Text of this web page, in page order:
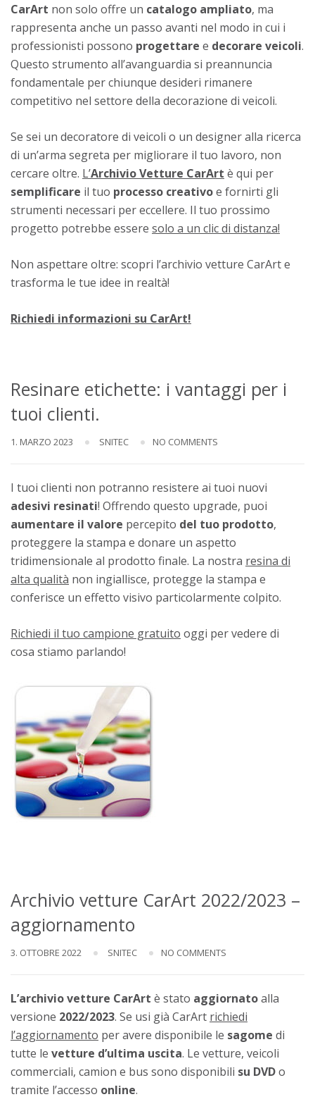
CarArt non solo offre un catalogo ampliato, ma
rappresenta anche un passo avanti nel modo in cui i
professionisti possono progettare e decorare veicoli.
Questo strumento all’avanguardia si preannuncia
fondamentale per chiunque desideri rimanere
competitivo nel settore della decorazione di veicoli.
Se sei un decoratore di veicoli o un designer alla ricerca
di un’arma segreta per migliorare il tuo lavoro, non
cercare oltre. L’Archivio Vetture CarArt è qui per
semplificare il tuo processo creativoe fornirti gli
strumenti necessari per eccellere. Il tuo prossimo
progetto potrebbe essere solo a un clic di distanza!
Non aspettare oltre: scopri l’archivio vetture CarArt e
trasforma le tue idee in realtà!
Richiedi informazioni su CarArt!
Resinare etichette: i vantaggi per i
tuoi clienti.
1. MARZO 2023 SNITEC NO COMMENTS
I tuoi clienti non potranno resistere ai tuoi nuovi
adesivi resinati! Offrendo questo upgrade, puoi
aumentare il valore percepito del tuo prodotto,
proteggere la stampa e donare un aspetto
tridimensionale al prodotto finale. La nostra resina di
alta qualità non ingiallisce, protegge la stampa e
conferisce un effetto visivo particolarmente colpito.
Richiedi il tuo campione gratuito oggi per vedere di
cosa stiamo parlando!
Archivio vetture CarArt 2022/2023 –
aggiornamento
3. OTTOBRE 2022 SNITEC NO COMMENTS
L’archivio vetture CarArt è stato aggiornatoalla
versione 2022/2023. Se usi già CarArt richiedi
l’aggiornamento per avere disponibile le sagome di
tutte le vetture d’ultima uscita. Le vetture, veicoli
commerciali, camion e bus sono disponibili su DVDo
tramite l’accesso online.